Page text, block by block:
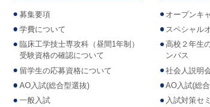
募集要項
学費について
臨床工学技士専攻科（昼間1年制）
受験資格の確認について
留学生の応募資格について
AO入試(総合型選抜)
一般入試
オープンキ
スペシャル
高校２年生
ンパス
社会人説明
AO入試(総
入試対策セ